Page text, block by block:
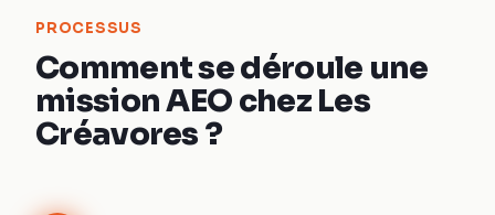
PROCESSUS
Comment se déroule une
mission AEO chez Les
Créavores ?